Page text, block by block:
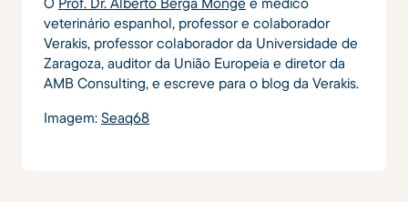
veterinário espanhol, professor e colaborador
Verakis, professor colaborador da Universidade de
Zaragoza, auditor da União Europeia e diretor da
AMB Consulting, e escreve para o blog da Verakis.
Imagem: Seaq68